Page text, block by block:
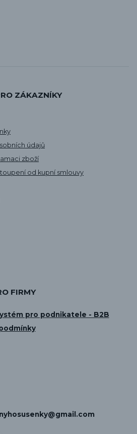
ZÁKAZNÍKY
údajů
zboží
od kupní smlouvy
FIRMY
pro podnikatele - B2B